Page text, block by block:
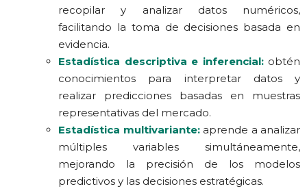
recopilar y analizar datos numéricos,
facilitando la toma de decisiones basada en
evidencia.
Estadística descriptiva e inferencial:obtén
conocimientos para interpretar datos y
realizar predicciones basadas en muestras
representativas del mercado.
Estadística multivariante:aprende a analizar
múltiples variables simultáneamente,
mejorando la precisión de los modelos
predictivos y las decisiones estratégicas.